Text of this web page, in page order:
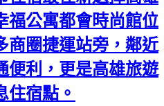
福公寓都會時尚館位
商圈捷運站旁，鄰近
便利，更是高雄旅遊
住宿點。